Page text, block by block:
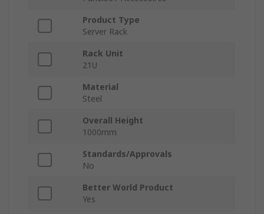
Product Type
Server Rack
Rack Unit
21U
Material
Steel
Overall Height
1000mm
Standards/Approvals
No
Better World Product
Yes